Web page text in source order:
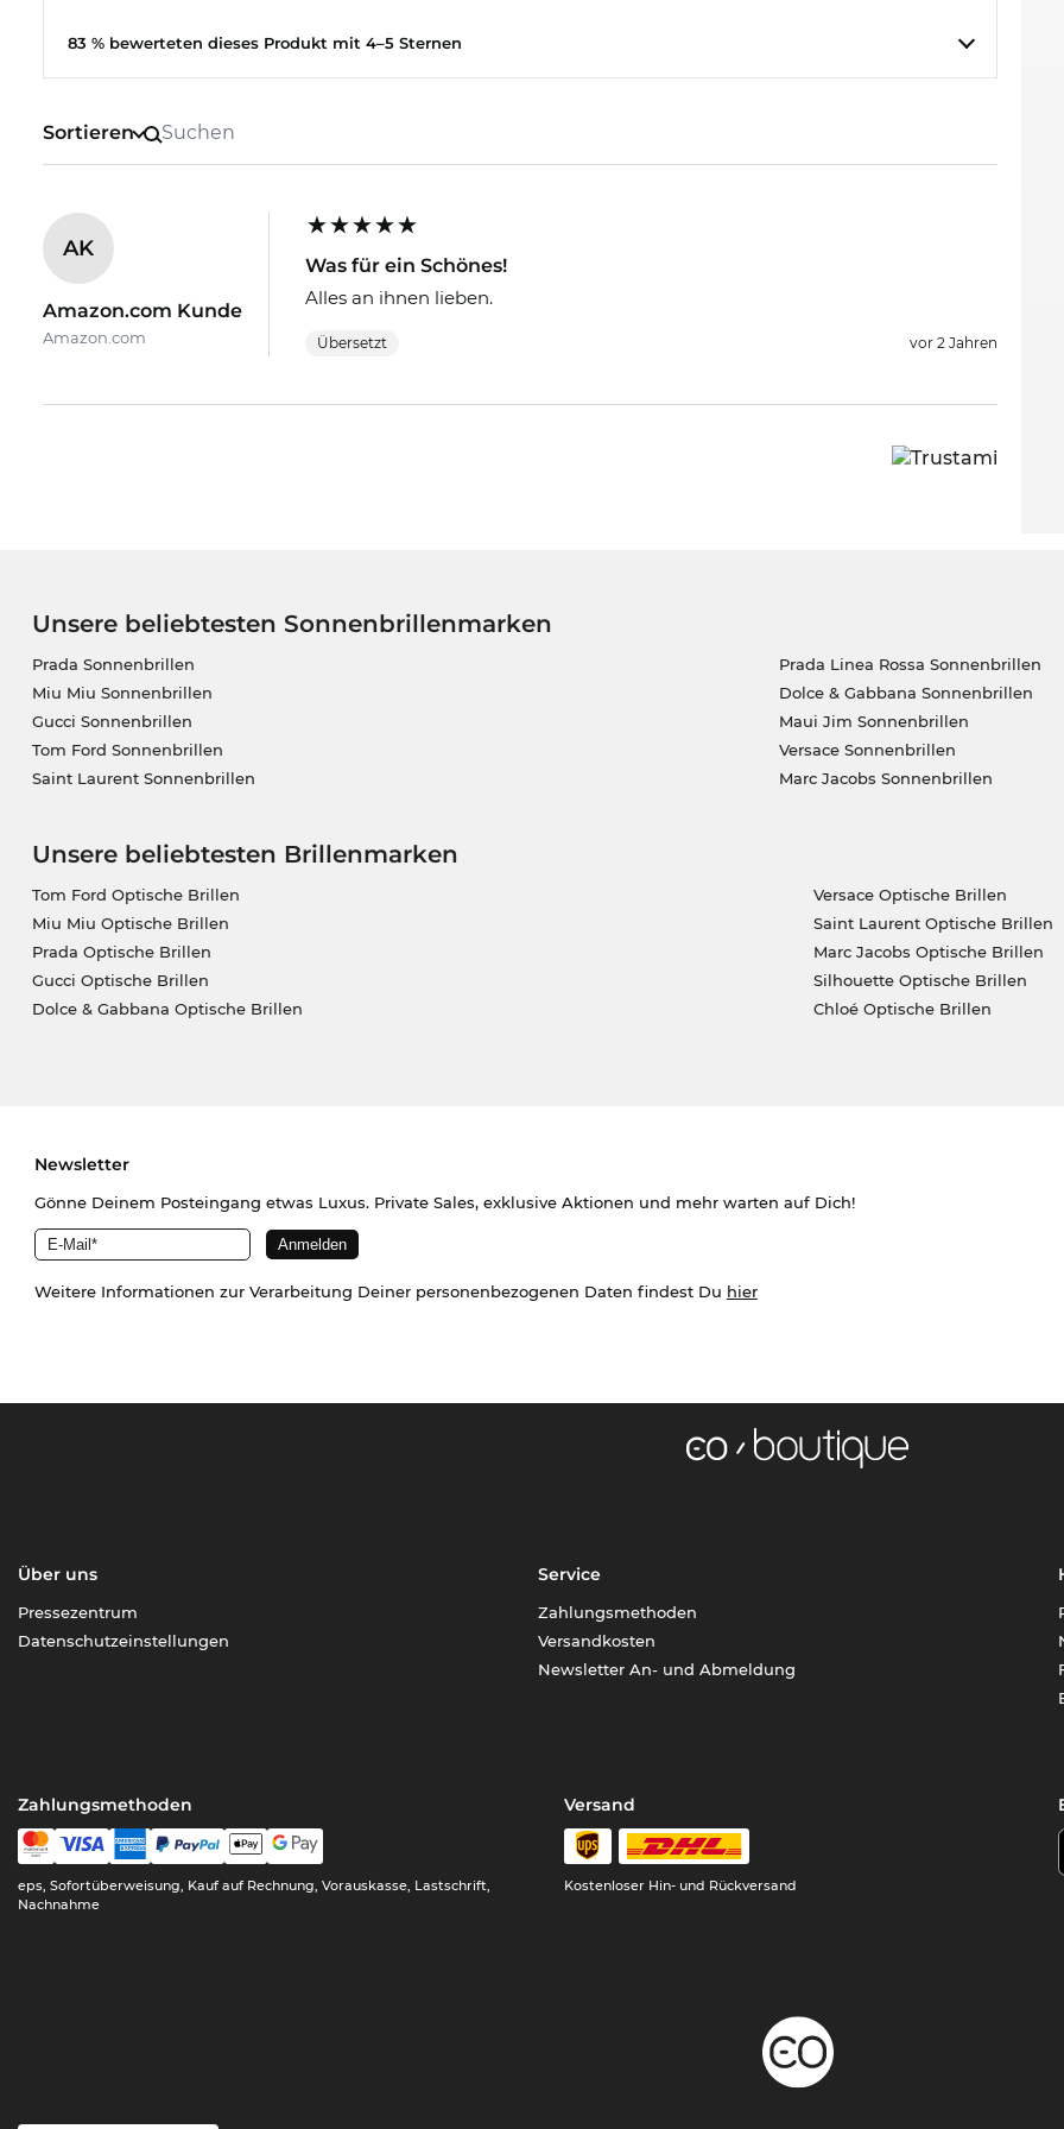
83 % bewerteten dieses Produkt mit 4–5 Sternen
Sortieren
AK
Amazon.com Kunde
Amazon.com
Was für ein Schönes!
Alles an ihnen lieben.
Übersetzt vor 2 Jahren
Unsere beliebtesten Sonnenbrillenmarken
Prada Sonnenbrillen
Miu Miu Sonnenbrillen
Gucci Sonnenbrillen
Tom Ford Sonnenbrillen
Saint Laurent Sonnenbrillen
Prada Linea Rossa Sonnenbrillen
Dolce & Gabbana Sonnenbrillen
Maui Jim Sonnenbrillen
Versace Sonnenbrillen
Marc Jacobs Sonnenbrillen
Unsere beliebtesten Brillenmarken
Tom Ford Optische Brillen
Miu Miu Optische Brillen
Prada Optische Brillen
Gucci Optische Brillen
Dolce & Gabbana Optische Brillen
Versace Optische Brillen
Saint Laurent Optische Brillen
Marc Jacobs Optische Brillen
Silhouette Optische Brillen
Chloé Optische Brillen
Newsletter
Gönne Deinem Posteingang etwas Luxus. Private Sales, exklusive Aktionen und mehr warten auf Dich!
Weitere Informationen zur Verarbeitung Deiner personenbezogenen Daten findest Du hier
Über uns
Pressezentrum
Datenschutzeinstellungen
Service
Zahlungsmethoden
Versandkosten
Newsletter An- und Abmeldung
Zahlungsmethoden
eps, Sofortüberweisung, Kauf auf Rechnung, Vorauskasse, Lastschrift,
Nachnahme
Versand
Kostenloser Hin- und Rückversand